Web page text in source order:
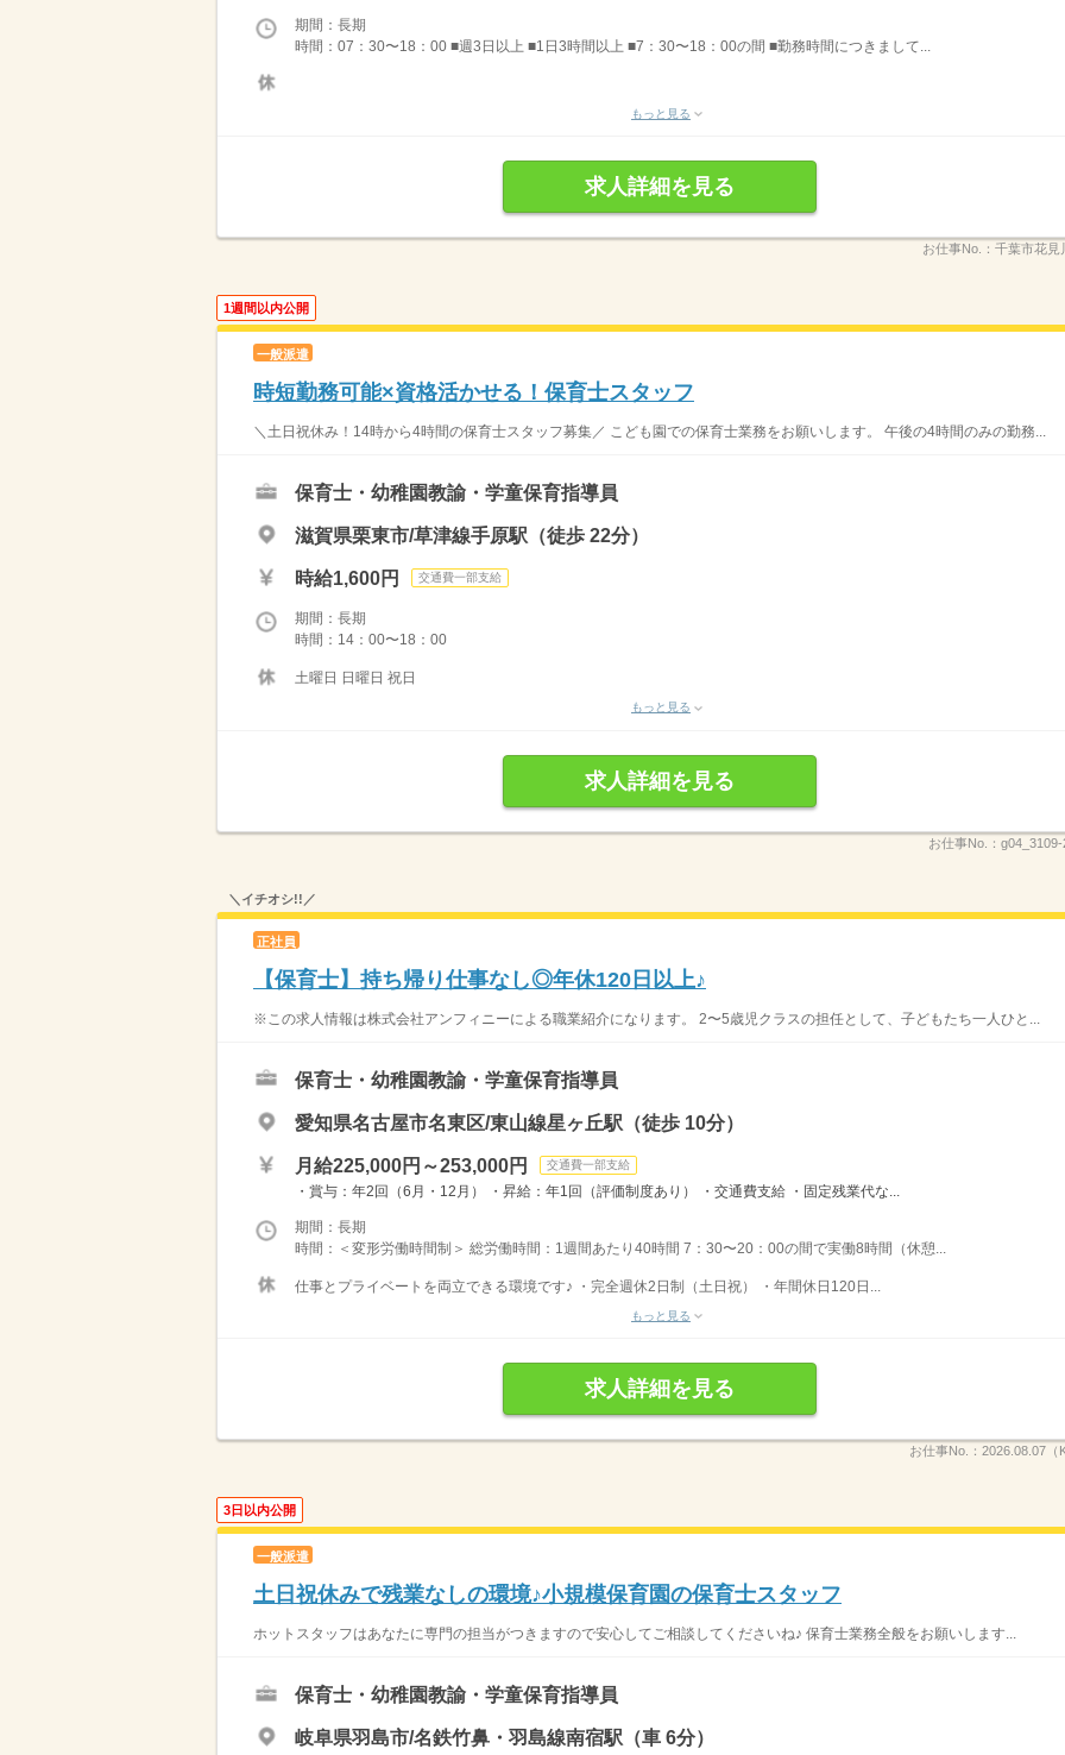
期間：長期
時間：07：30〜18：00 ■週3日以上 ■1日3時間以上 ■7：30〜18：00の間 ■勤務時間につきまして...
もっと見る
求人詳細を見る
お仕事No.： 千葉市花見
1週間以内公開
一般派遣
時短勤務可能×資格活かせる！保育士スタッフ
＼土日祝休み！14時から4時間の保育士スタッフ募集／ こども園での保育士業務をお願いします。 午後の4時間のみの勤務...
保育士・幼稚園教諭・学童保育指導員
滋賀県栗東市/草津線手原駅（徒歩 22分）
時給1,600円 交通費一部支給
期間：長期
時間：14：00〜18：00
土曜日 日曜日 祝日
もっと見る
求人詳細を見る
お仕事No.： g04_3109-
＼イチオシ!!／
正社員
【保育士】持ち帰り仕事なし◎年休120日以上♪
※この求人情報は株式会社アンフィニーによる職業紹介になります。 2〜5歳児クラスの担任として、子どもたち一人ひと...
保育士・幼稚園教諭・学童保育指導員
愛知県名古屋市名東区/東山線星ヶ丘駅（徒歩 10分）
月給225,000円～253,000円 交通費一部支給
・賞与：年2回（6月・12月） ・昇給：年1回（評価制度あり） ・交通費支給 ・固定残業代な...
期間：長期
時間：＜変形労働時間制＞ 総労働時間：1週間あたり40時間 7：30〜20：00の間で実働8時間（休憩...
仕事とプライベートを両立できる環境です♪ ・完全週休2日制（土日祝） ・年間休日120日...
もっと見る
求人詳細を見る
お仕事No.： 2026.08.07（
3日以内公開
一般派遣
土日祝休みで残業なしの環境♪小規模保育園の保育士スタッフ
ホットスタッフはあなたに専門の担当がつきますので安心してご相談してくださいね♪ 保育士業務全般をお願いします...
保育士・幼稚園教諭・学童保育指導員
岐阜県羽島市/名鉄竹鼻・羽島線南宿駅（車 6分）